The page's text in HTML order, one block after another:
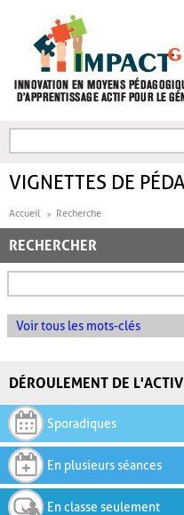
FORMULAIRE DE
VIGNETTES DE
Accueil Recherche
RECHERCHER
Voir tous les mots-clés
DÉROULEMENT DE
Sporadiques
En plusieurs séances
En classe seulement